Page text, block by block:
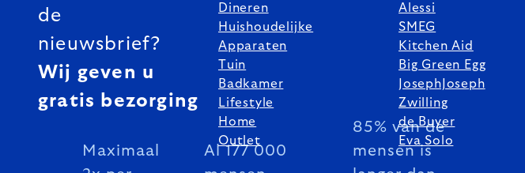
de
nieuwsbrief?
Wij geven u
gratis bezorging
Maximaal
Al 177 000
85% van de
mensen is
Dineren
Huishoudelijke
Apparaten
Tuin
Badkamer
Lifestyle
Home
Outlet
Alessi
SMEG
Kitchen Aid
Big Green Egg
JosephJoseph
Zwilling
de Buyer
Eva Solo